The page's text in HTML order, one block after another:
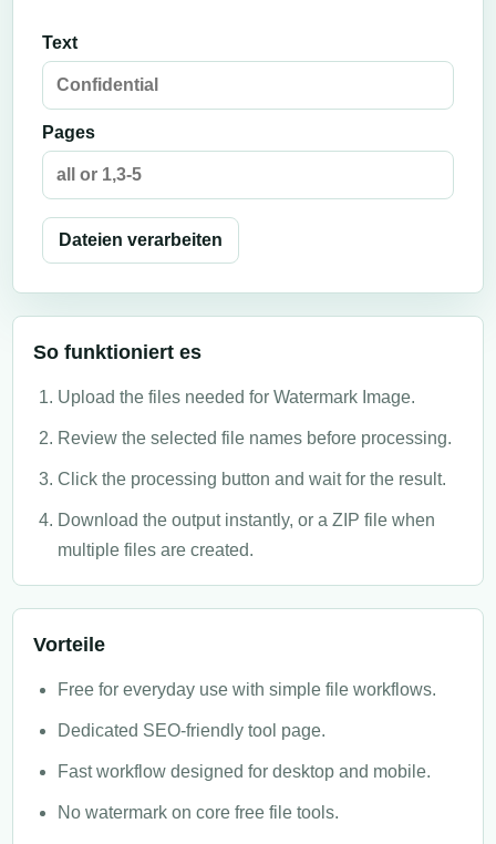
Text
Pages
Dateien verarbeiten
So funktioniert es
Upload the files needed for Watermark Image.
Review the selected file names before processing.
Click the processing button and wait for the result.
Download the output instantly, or a ZIP file when
multiple files are created.
Vorteile
Free for everyday use with simple file workflows.
Dedicated SEO-friendly tool page.
Fast workflow designed for desktop and mobile.
No watermark on core free file tools.